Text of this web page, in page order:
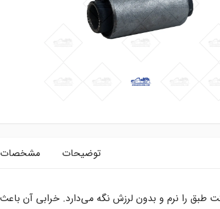
توضیحات مشخصات
طبق را نرم و بدون لرزش نگه می‌دارد. خرابی آن